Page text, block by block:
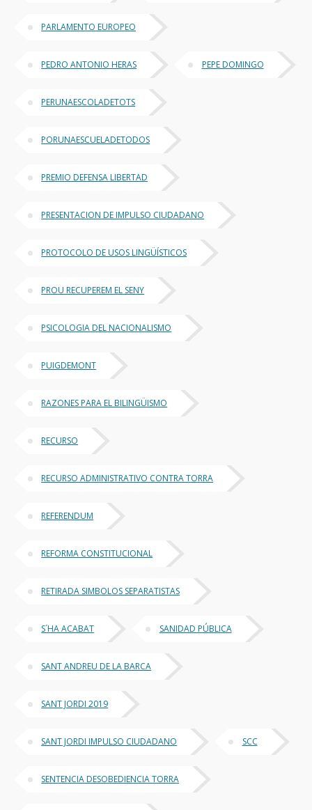
PARLAMENTO EUROPEO
PEDRO ANTONIO HERAS PEPE DOMINGO
PERUNAESCOLADETOTS
PORUNAESCUELADETODOS
PREMIO DEFENSA LIBERTAD
PRESENTACION DE IMPULSO CIUDADANO
PROTOCOLO DE USOS LINGÜÍSTICOS
PROU RECUPEREM EL SENY
PSICOLOGIA DEL NACIONALISMO
PUIGDEMONT
RAZONES PARA EL BILINGÜISMO
RECURSO
RECURSO ADMINISTRATIVO CONTRA TORRA
REFERENDUM
REFORMA CONSTITUCIONAL
RETIRADA SIMBOLOS SEPARATISTAS
S´HA ACABAT SANIDAD PÚBLICA
SANT ANDREU DE LA BARCA
SANT JORDI 2019
SANT JORDI IMPULSO CIUDADANO SCC
SENTENCIA DESOBEDIENCIA TORRA